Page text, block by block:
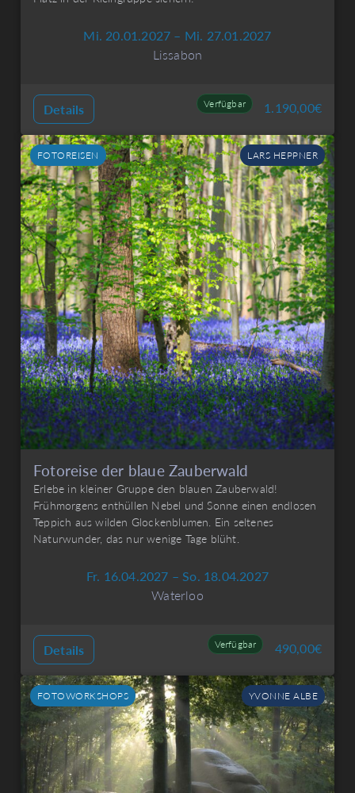
Mi. 20.01.2027 – Mi. 27.01.2027
Lissabon
Details Verfügbar 1.190,00€
FOTOREISEN LARS HEPPNER
Fotoreise der blaue Zauberwald
Erlebe in kleiner Gruppe den blauen Zauberwald!
Frühmorgens enthüllen Nebel und Sonne einen endlosen
Teppich aus wilden Glockenblumen. Ein seltenes
Naturwunder, das nur wenige Tage blüht.
Fr. 16.04.2027 – So. 18.04.2027
Waterloo
Details Verfügbar 490,00€
FOTOWORKSHOPS YVONNE ALBE